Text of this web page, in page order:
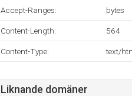
Accept-Ranges: bytes
Content-Length: 564
Content-Type: text/
Liknande domäner